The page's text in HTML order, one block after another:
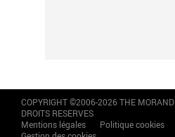
COPYRIGHT ©2006-2026 THE
DROITS RESERVES
Mentions légales
Politique cookies